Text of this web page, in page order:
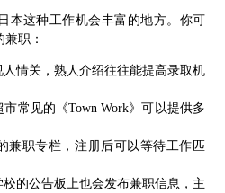
本这种工作机会丰富的地方。你可
职：
人情关，熟人介绍往往能提高录取机
市常见的《Town Work》可以提供多
兼职专栏，注册后可以等待工作匹
校的公告板上也会发布兼职信息，主